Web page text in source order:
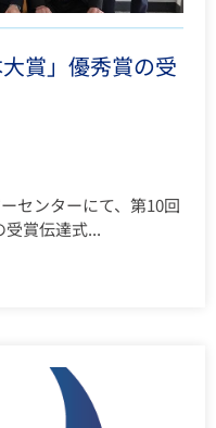
賞」優秀賞の受
センターにて、第10回
受賞伝達式...